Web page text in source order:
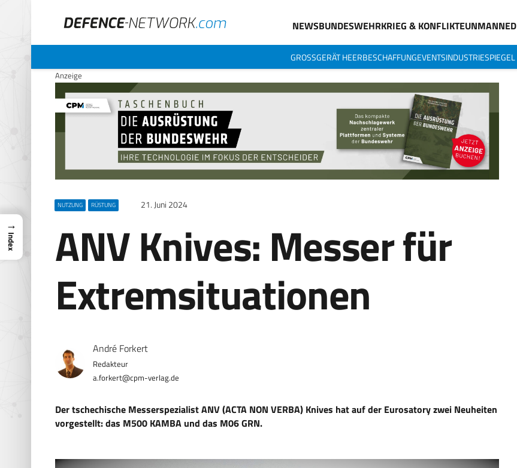
NEWSBUNDESWEHRKRIEG & KONFLIKTEUNMANNED
GROSSGERÄT HEERBESCHAFFUNGEVENTSINDUSTRIESPIEGEL
Anzeige
NUTZUNG RÜSTUNG 21. Juni 2024
ANV Knives: Messer für
Extremsituationen
André Forkert
Redakteur
a.forkert@cpm-verlag.de
Der tschechische Messerspezialist ANV (ACTA NON VERBA) Knives hat auf der Eurosatory zwei Neuheiten
vorgestellt: das M500 KAMBA und das M06 GRN.
→
Index